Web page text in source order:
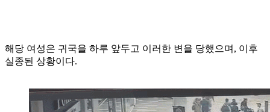
해당 여성은 귀국을 하루 앞두고 이러한 변을 당했으며, 이후
실종된 상황이다.